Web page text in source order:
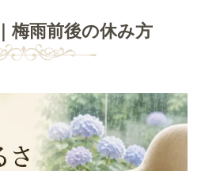
梅雨前後の休み方